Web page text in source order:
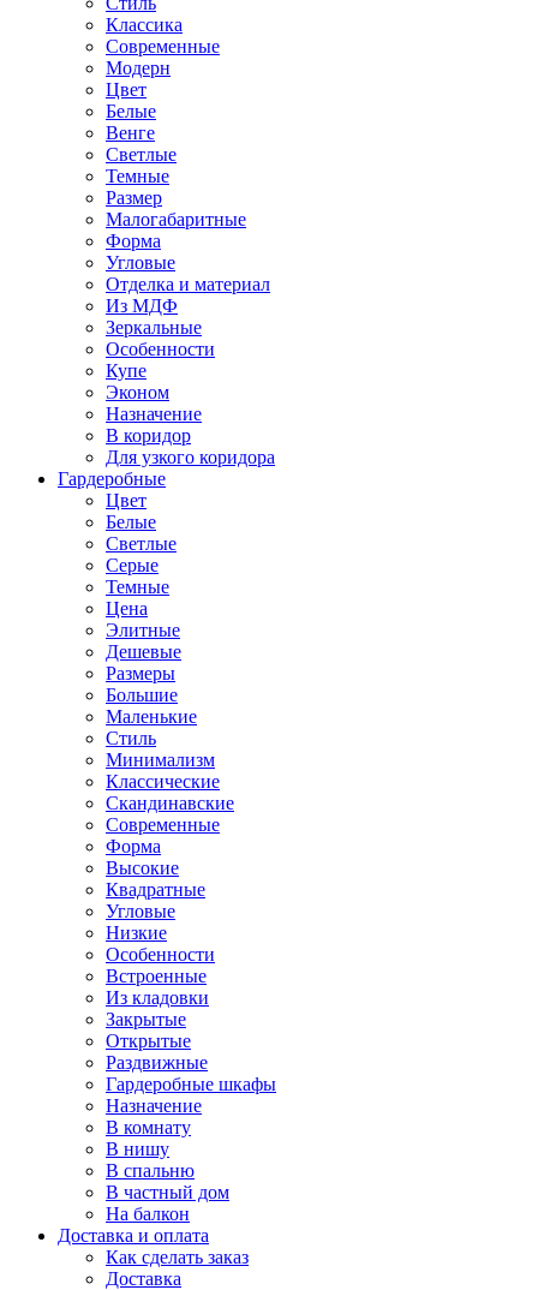
Классика
Современные
Модерн
Цвет
Белые
Венге
Светлые
Темные
Размер
Малогабаритные
Форма
Угловые
Отделка и материал
Из МДФ
Зеркальные
Особенности
Купе
Эконом
Назначение
В коридор
Для узкого коридора
Гардеробные
Цвет
Белые
Светлые
Серые
Темные
Цена
Элитные
Дешевые
Размеры
Большие
Маленькие
Стиль
Минимализм
Классические
Скандинавские
Современные
Форма
Высокие
Квадратные
Угловые
Низкие
Особенности
Встроенные
Из кладовки
Закрытые
Открытые
Раздвижные
Гардеробные шкафы
Назначение
В комнату
В нишу
В спальню
В частный дом
На балкон
Доставка и оплата
Как сделать заказ
Доставка